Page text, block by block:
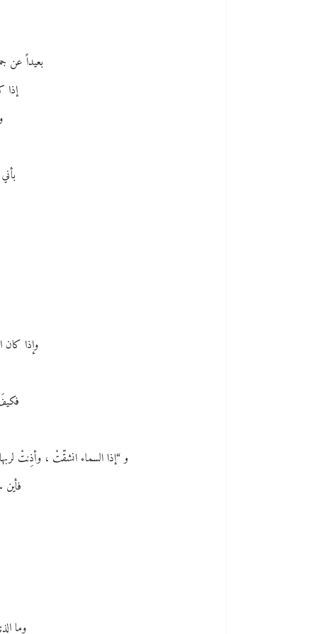
بعيداً عن
وإذا كان
و “إذا السماء انشقّتْ ، وأذِنتْ
وما